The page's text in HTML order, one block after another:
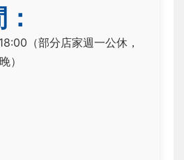
（部分店家週一公休，
）